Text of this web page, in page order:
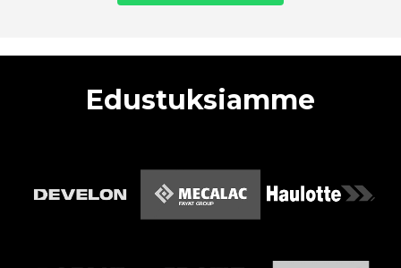
Edustuksiamme